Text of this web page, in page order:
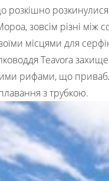
розкішно
зовсім різні між
місцями для
Teavora
рифами, що
з трубкою.